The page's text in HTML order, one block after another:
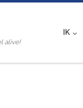
alive!
IK